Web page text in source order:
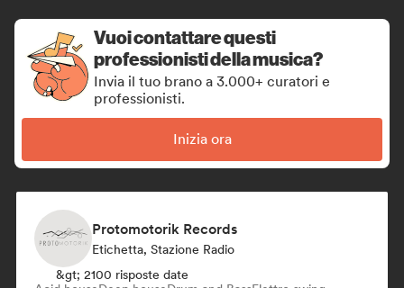
Vuoi contattare questi
professionisti della musica?
Invia il tuo brano a 3.000+ curatori e
professionisti.
Inizia ora
Protomotorik Records
Etichetta, Stazione Radio
&gt; 2100 risposte date